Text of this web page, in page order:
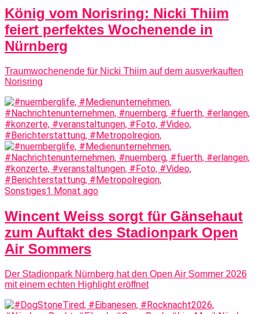
König vom Norisring: Nicki Thiim
feiert perfektes Wochenende in
Nürnberg
Traumwochenende für Nicki Thiim auf dem ausverkauften
Norisring
Sonstiges1 Monat ago
Wincent Weiss sorgt für Gänsehaut
zum Auftakt des Stadionpark Open
Air Sommers
Der Stadionpark Nürnberg hat den Open Air Sommer 2026
mit einem echten Highlight eröffnet